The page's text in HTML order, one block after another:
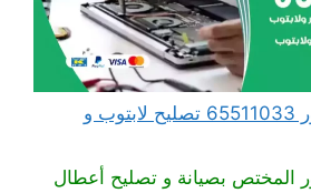
مهندس كمبيوتر الزور 65511033 تصليح لابتوب و
المختص بصيانة و تصليح أعطال